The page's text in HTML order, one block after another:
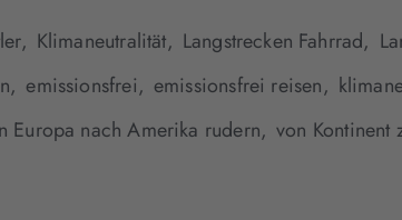
Klimaneutralität, Langstrecken Fahrrad,
emissionsfrei, emissionsfrei reisen,
Europa nach Amerika rudern, von Kontinent